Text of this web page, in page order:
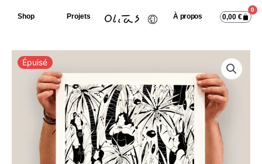
Shop Projets À propos 0,00€
0
Épuisé